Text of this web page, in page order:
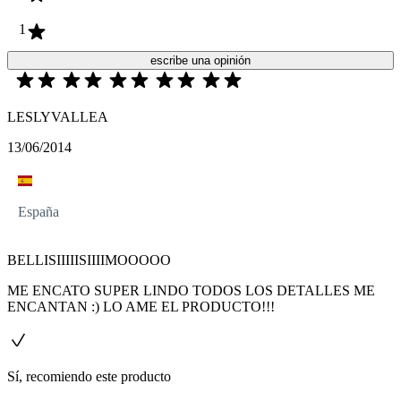
1
escribe una opinión
LESLYVALLEA
13/06/2014
España
BELLISIIIIISIIIIMOOOOO
ME ENCATO SUPER LINDO TODOS LOS DETALLES ME
ENCANTAN :) LO AME EL PRODUCTO!!!
Sí, recomiendo este producto